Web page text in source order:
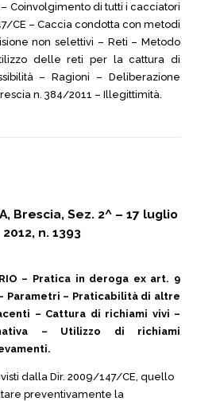
– Coinvolgimento di tutti i cacciatori
CE – Caccia condotta con metodi
non selettivi – Reti – Metodo
delle reti per la cattura di
– Ragioni – Deliberazione
n. 384/2011 – Illegittimità.
Brescia, Sez. 2^ – 17 luglio
2012, n. 1393
– Pratica in deroga ex art. 9
Parametri – Praticabilità di altre
– Cattura di richiami vivi –
– Utilizzo di richiami
dalla Dir. 2009/147/CE, quello
preventivamente la